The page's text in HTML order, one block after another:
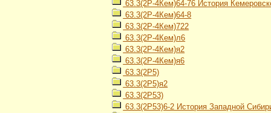
63.3(2Р-4Кем)64-76 История
63.3(2Р-4Кем)64-8
63.3(2Р-4Кем)722
63.3(2Р-4Кем)л6
63.3(2Р-4Кем)я2
63.3(2Р-4Кем)я6
63.3(2Р5)
63.3(2Р5)я2
63.3(2Р53)
63.3(2Р53)6-2 История Западной